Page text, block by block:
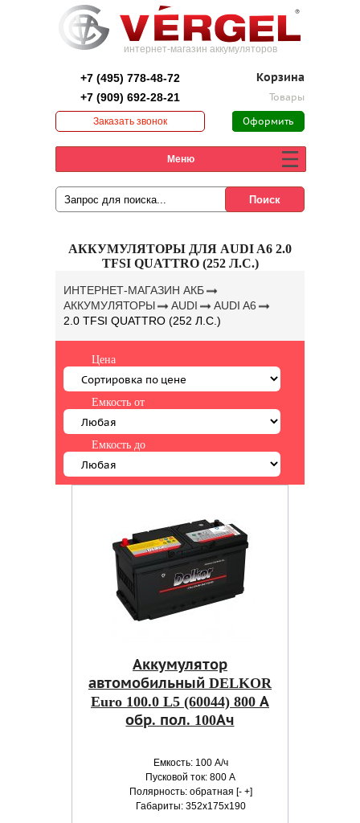
интернет-магазин аккумуляторов
+7 (495) 778-48-72
+7 (909) 692-28-21
Заказать звонок
Корзина
Товары
Оформить
Меню
АККУМУЛЯТОРЫ ДЛЯ AUDI A6 2.0
TFSI QUATTRO (252 Л.С.)
ИНТЕРНЕТ-МАГАЗИН АКБ
АККУМУЛЯТОРЫ
AUDI
AUDI A6
2.0 TFSI QUATTRO (252 Л.С.)
Цена
Емкость от
Емкость до
Аккумулятор
автомобильный DELKOR
Euro 100.0 L5 (60044) 800 А
обр. пол. 100Ач
Емкость: 100 А/ч
Пусковой ток: 800 А
Полярность: обратная [- +]
Габариты: 352x175x190